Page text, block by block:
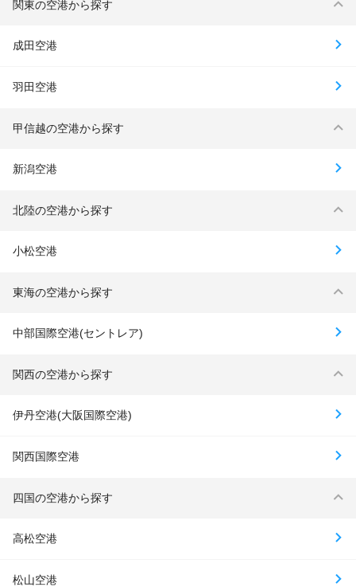
関東の空港から探す
成田空港
羽田空港
甲信越の空港から探す
新潟空港
北陸の空港から探す
小松空港
東海の空港から探す
中部国際空港(セントレア)
関西の空港から探す
伊丹空港(大阪国際空港)
関西国際空港
四国の空港から探す
高松空港
松山空港